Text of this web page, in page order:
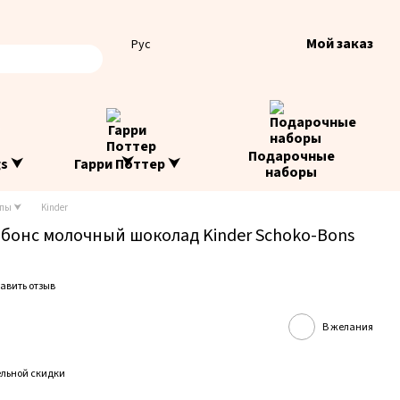
Рус Мой заказ
⮟ Гарри Поттер ⮟
Подарочные
наборы
⮟ Kinder
молочный шоколад Kinder Schoko-Bons
отзыв
В желания
скидки